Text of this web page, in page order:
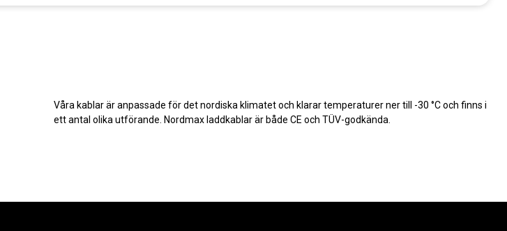
Våra kablar är anpassade för det nordiska klimatet och klarar temperaturer ner till -30 °C och finns i
ett antal olika utförande. Nordmax laddkablar är både CE och TÜV-godkända.